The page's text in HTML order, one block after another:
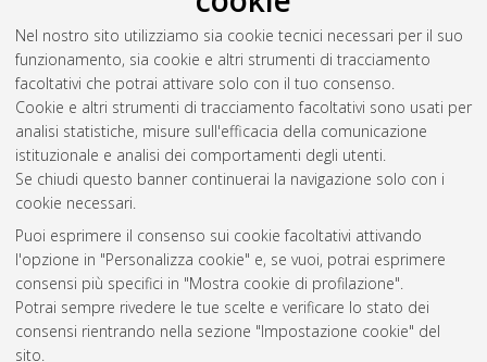
Nel nostro sito utilizziamo sia cookie tecnici necessari per il suo
funzionamento, sia cookie e altri strumenti di tracciamento
facoltativi che potrai attivare solo con il tuo consenso.
Cookie e altri strumenti di tracciamento facoltativi sono usati per
analisi statistiche, misure sull'efficacia della comunicazione
istituzionale e analisi dei comportamenti degli utenti.
Se chiudi questo banner continuerai la navigazione solo con i
cookie necessari.
Puoi esprimere il consenso sui cookie facoltativi attivando
l'opzione in "Personalizza cookie" e, se vuoi, potrai esprimere
consensi più specifici in "Mostra cookie di profilazione".
Potrai sempre rivedere le tue scelte e verificare lo stato dei
consensi rientrando nella sezione "Impostazione cookie" del
sito.
Gestione del documento:
Atom
Rss 1.0
Rss 2.0